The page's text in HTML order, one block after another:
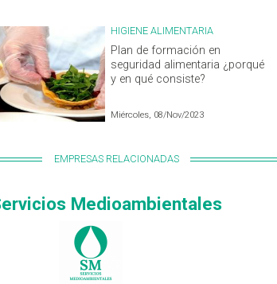
HIGIENE ALIMENTARIA
Plan de formación en
seguridad alimentaria ¿porqué
y en qué consiste?
Miércoles, 08/Nov/2023
EMPRESAS RELACIONADAS
Medioambientales